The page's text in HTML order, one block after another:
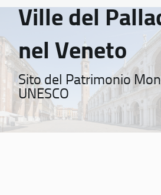
Ville del
nel Veneto
Sito del Patrimonio
UNESCO